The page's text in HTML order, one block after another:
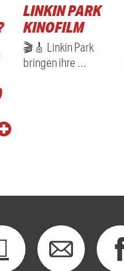
LINKIN PARK
KINOFILM
🎬🎸 Linkin Park
bringen ihre …